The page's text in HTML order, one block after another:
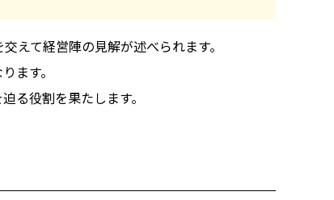
えて経営陣の見解が述べられます。
ます。
る役割を果たします。